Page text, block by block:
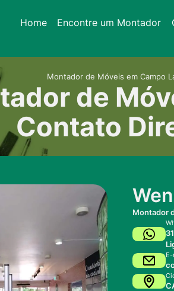
Home Encontre um Montador
Montador de Móveis em Campo
de
Contato
Montador
E-